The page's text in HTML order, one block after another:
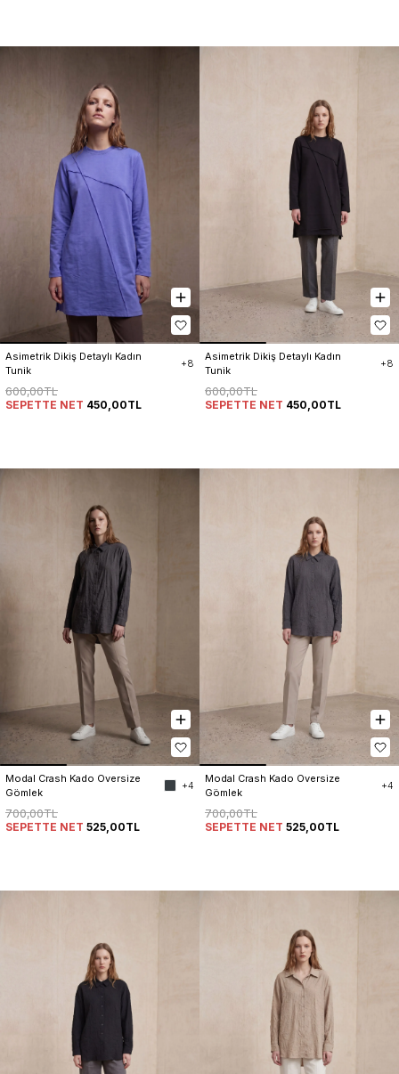
Asimetrik Dikiş Detaylı Kadın
Tunik
+8
600,00TL
SEPETTE NET 450,00TL
Asimetrik Dikiş Detaylı Kadın
Tunik
+8
600,00TL
SEPETTE NET 450,00TL
Modal Crash Kado Oversize
Gömlek
+4
700,00TL
SEPETTE NET 525,00TL
Modal Crash Kado Oversize
Gömlek
+4
700,00TL
SEPETTE NET 525,00TL